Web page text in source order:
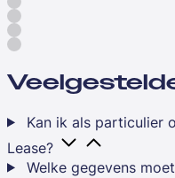
Kan ik als particulier
Lease?
Welke gegevens